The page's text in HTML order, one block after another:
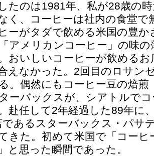
たのは1981年、私が28歳の
く、コーヒーは社内の食堂で
ーがタダで飲める米国の豊
アメリカンコーヒー」の味
おいしいコーヒーが飲める
えなかった。2回目のロサン
。偶然にもコーヒー豆の焙煎
ーバックスが、シアトルで
赴任して2年経過した89年に
であるスターバックス・パサ
きた。初めて米国で「コー
と思った瞬間であった。